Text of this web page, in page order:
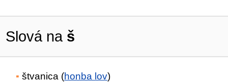
Slová na š
štvanica (honba lov)